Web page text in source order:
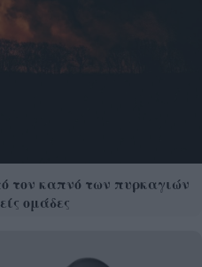
τον καπνό των πυρκαγιών
ομάδες